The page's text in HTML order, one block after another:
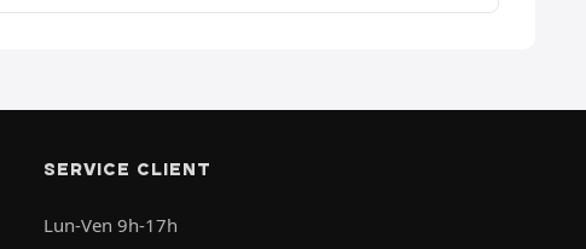
SERVICE CLIENT
Lun-Ven 9h-17h